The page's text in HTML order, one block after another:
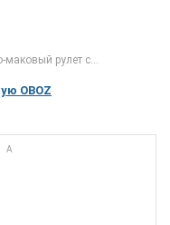
маковый рулет с...
OBOZ